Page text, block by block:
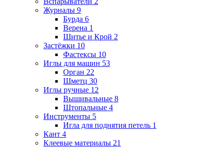
Журналы 9
Бурда 6
Верена 1
Шитье и Крой 2
Застёжки 10
Фастексы 10
Иглы для машин 53
Орган 22
Шметц 30
Иглы ручные 12
Вышивальные 8
Штопальные 4
Инструменты 5
Игла для поднятия петель 1
Кант 4
Клеевые материалы 21